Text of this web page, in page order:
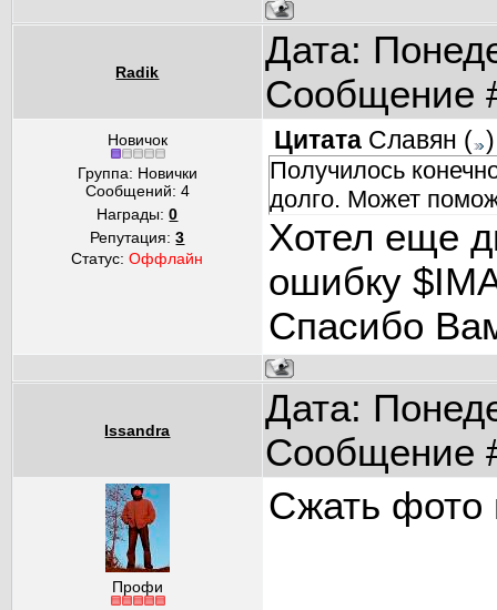
Radik
Дата:
Сообщение
Новичок
Группа: Новички
Сообщений: 4
Награды:0
Репутация:3
Статус:Оффлайн
Цитата Славян ( )
Получилось
долго. Может
Хотел еще
ошибку
Спасибо
Issandra
Дата:
Сообщение
Профи
Сжать фото